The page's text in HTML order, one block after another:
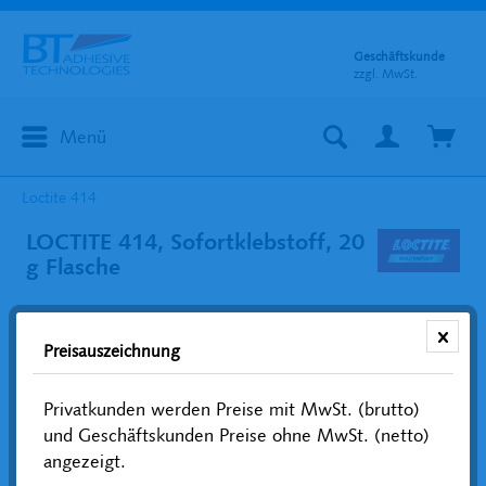
Menü
Geschäftskunde
zzgl. MwSt.
Loctite 414
LOCTITE 414, Sofortklebstoff, 20
g Flasche
Preisauszeichnung
Privatkunden werden Preise mit MwSt. (brutto)
und Geschäftskunden Preise ohne MwSt. (netto)
angezeigt.